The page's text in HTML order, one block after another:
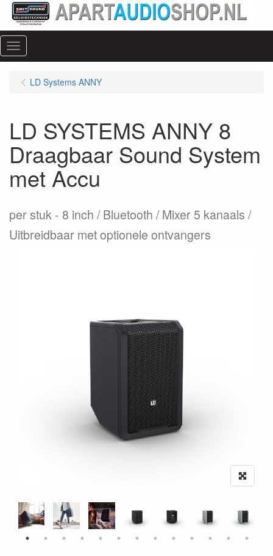
Menu
LD Systems ANNY
LD SYSTEMS ANNY 8
Draagbaar Sound System
met Accu
per stuk
8 inch / Bluetooth / Mixer 5 kanaals /
Uitbreidbaar met optionele ontvangers